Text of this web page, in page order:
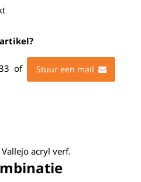
of Stuur een mail
acryl verf.